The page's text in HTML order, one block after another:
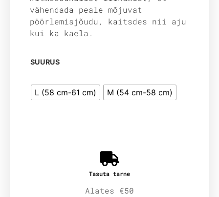
vähendada peale mõjuvat
pöörlemisjõudu, kaitsdes nii aju
kui ka kaela.
SUURUS
L (58 cm-61 cm) M (54 cm-58 cm)
Tasuta tarne
Alates €50